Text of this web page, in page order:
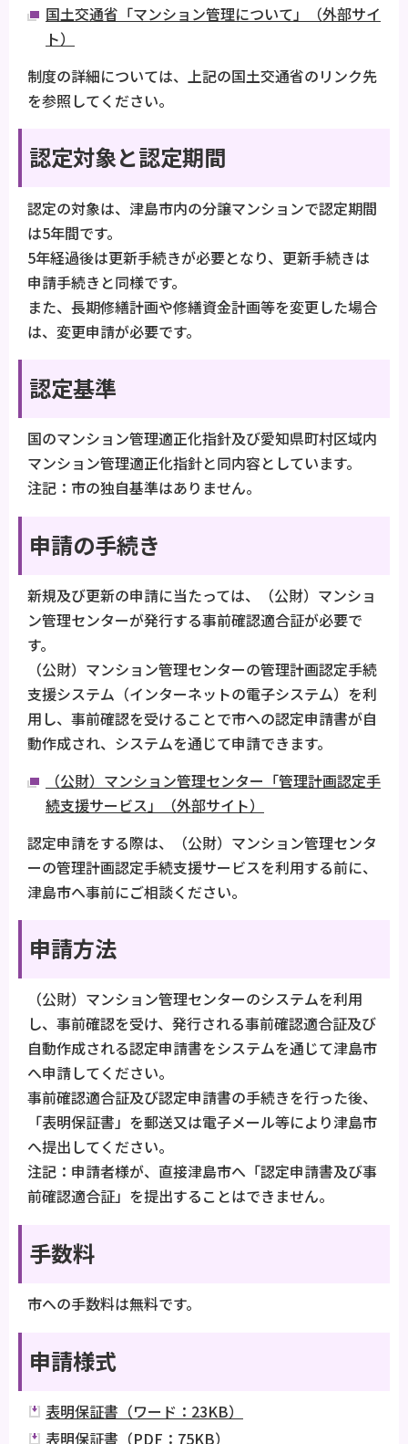
国土交通省「マンション管理について」（外部サイ
ト）
制度の詳細については、上記の国土交通省のリンク先
を参照してください。
認定対象と認定期間
認定の対象は、津島市内の分譲マンションで認定期間
は5年間です。
5年経過後は更新手続きが必要となり、更新手続きは
申請手続きと同様です。
また、長期修繕計画や修繕資金計画等を変更した場合
は、変更申請が必要です。
認定基準
国のマンション管理適正化指針及び愛知県町村区域内
マンション管理適正化指針と同内容としています。
注記：市の独自基準はありません。
申請の手続き
新規及び更新の申請に当たっては、（公財）マンショ
ン管理センターが発行する事前確認適合証が必要で
す。
（公財）マンション管理センターの管理計画認定手続
支援システム（インターネットの電子システム）を利
用し、事前確認を受けることで市への認定申請書が自
動作成され、システムを通じて申請できます。
（公財）マンション管理センター「管理計画認定手
続支援サービス」（外部サイト）
認定申請をする際は、（公財）マンション管理センタ
ーの管理計画認定手続支援サービスを利用する前に、
津島市へ事前にご相談ください。
申請方法
（公財）マンション管理センターのシステムを利用
し、事前確認を受け、発行される事前確認適合証及び
自動作成される認定申請書をシステムを通じて津島市
へ申請してください。
事前確認適合証及び認定申請書の手続きを行った後、
「表明保証書」を郵送又は電子メール等により津島市
へ提出してください。
注記：申請者様が、直接津島市へ「認定申請書及び事
前確認適合証」を提出することはできません。
手数料
市への手数料は無料です。
申請様式
表明保証書（ワード：23KB）
表明保証書（PDF：75KB）